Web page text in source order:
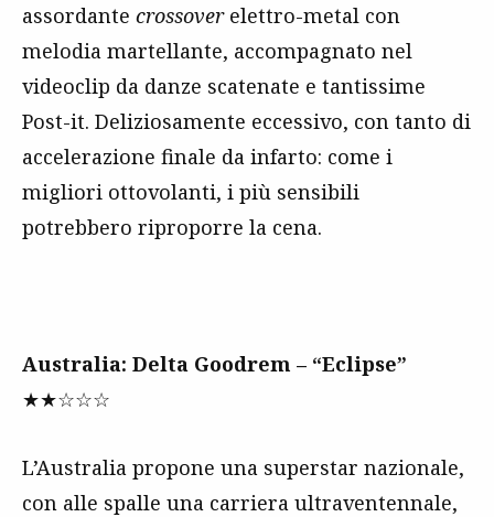
assordante crossoverelettro-metal con
melodia martellante, accompagnato nel
videoclip da danze scatenate e tantissime
Post-it. Deliziosamente eccessivo, con tanto di
accelerazione finale da infarto: come i
migliori ottovolanti, i più sensibili
potrebbero riproporre la cena.
Australia: Delta Goodrem – “Eclipse”
★★☆☆☆
L’Australia propone una superstar nazionale,
con alle spalle una carriera ultraventennale,